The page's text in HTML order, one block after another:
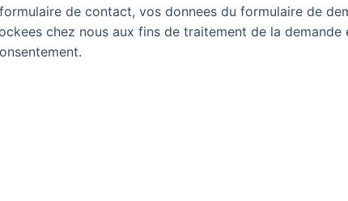
de contact, vos donnees du formulaire de
chez nous aux fins de traitement de la demande